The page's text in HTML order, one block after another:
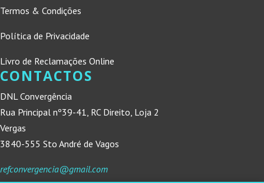
Termos & Condições
Política de Privacidade
Livro de Reclamações Online
CONTACTOS
DNL Convergência
Rua Principal nº39-41, RC Direito, Loja 2
Vergas
3840-555 Sto André de Vagos
refconvergencia@gmail.com